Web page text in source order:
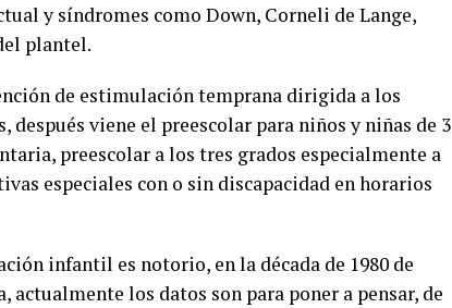
y síndromes como Down, Corneli de Lange,
plantel.
de estimulación temprana dirigida a los
después viene el preescolar para niños y niñas de 3
preescolar a los tres grados especialmente a
especiales con o sin discapacidad en horarios
infantil es notorio, en la década de 1980 de
los datos son para poner a pensar, de